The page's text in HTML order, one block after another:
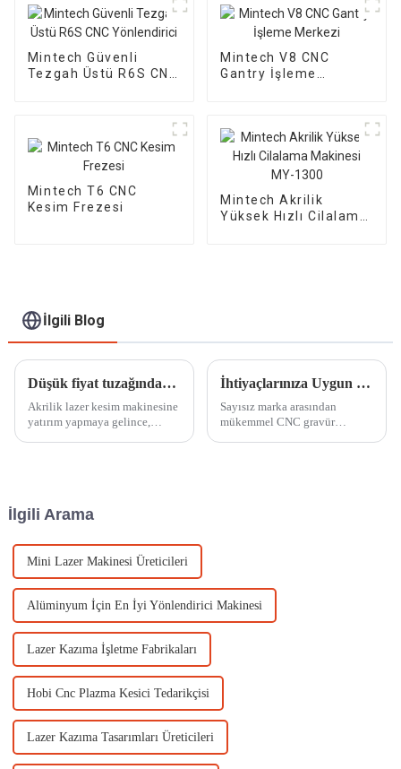
Mintech Güvenli
Tezgah Üstü R6S CNC
Mintech V8 CNC
Gantry İşleme
Mintech T6 CNC
Kesim Frezesi
Mintech Akrilik
Yüksek Hızlı Cilalama
İlgili Blog
Düşük fiyat tuzağından nasıl kaçınılır ve güvenilir bir akrilik lazer kesim makinesi markası nasıl seçilir
Akrilik lazer kesim makinesine
yatırım yapmaya gelince,
İhtiyaçlarınıza Uygun En İyi CNC Gravür Makinesini Nasıl Seçersiniz
Sayısız marka arasından
mükemmel CNC gravür
İlgili Arama
Mini Lazer Makinesi Üreticileri
Alüminyum İçin En İyi Yönlendirici Makinesi
Lazer Kazıma İşletme Fabrikaları
Hobi Cnc Plazma Kesici Tedarikçisi
Lazer Kazıma Tasarımları Üreticileri